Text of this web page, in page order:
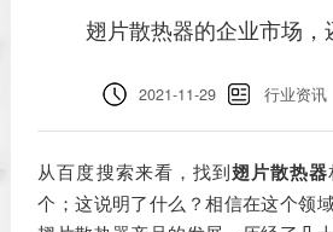
翅片散热器的企业市场，
2021-11-29 行业资讯
从百度搜索来看，找到翅片散热器
个；这说明了什么？相信在这个领